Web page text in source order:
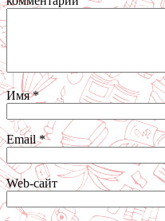
Имя*
Email*
Web-сайт